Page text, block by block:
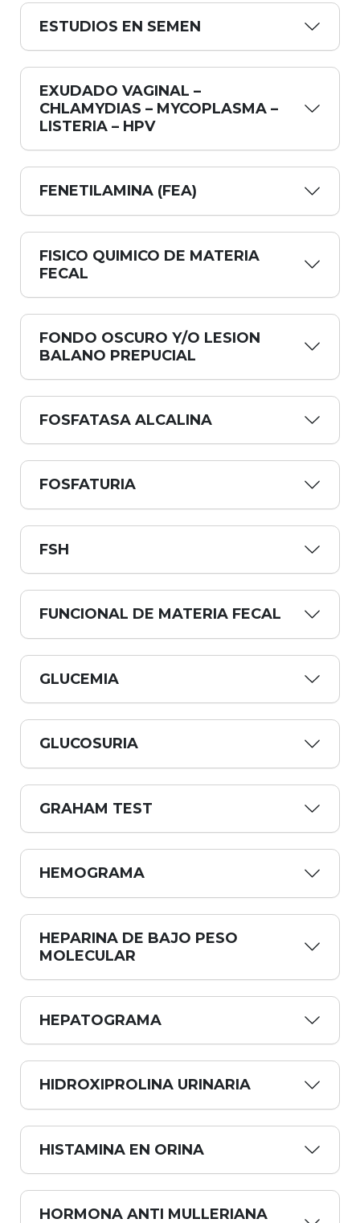
ESTUDIOS EN SEMEN
EXUDADO VAGINAL –
CHLAMYDIAS – MYCOPLASMA –
LISTERIA – HPV
FENETILAMINA (FEA)
FISICO QUIMICO DE MATERIA
FECAL
FONDO OSCURO Y/O LESION
BALANO PREPUCIAL
FOSFATASA ALCALINA
FOSFATURIA
FSH
FUNCIONAL DE MATERIA FECAL
GLUCEMIA
GLUCOSURIA
GRAHAM TEST
HEMOGRAMA
HEPARINA DE BAJO PESO
MOLECULAR
HEPATOGRAMA
HIDROXIPROLINA URINARIA
HISTAMINA EN ORINA
HORMONA ANTI MULLERIANA